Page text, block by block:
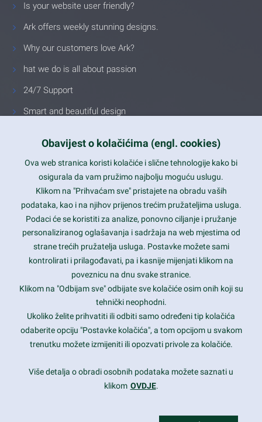
Is your website user friendly?
Ark offers weekly stunning designs.
Why our customers love Ark?
hat we do is all about passion
24/7 Support
Smart and beautiful design
Latest trends and much more...
Contact Info
1600 Amphitheatre Parkway, Mountain View, CA 94043
prothemes.net@gmail.com
Daily: 9:00 am - 6:00 pm
Sunday: Closed
Copyright 2017FRESHFACE© All Rights Reserved
Obavijest o kolačićima (engl. cookies)
Ova web stranica koristi kolačiće i slične tehnologije kako bi
osigurala da vam pružimo najbolju moguću uslugu.
Klikom na "Prihvaćam sve" pristajete na obradu vaših
podataka, kao i na njihov prijenos trećim pružateljima usluga.
Podaci će se koristiti za analize, ponovno ciljanje i pružanje
personaliziranog oglašavanja i sadržaja na web mjestima od
strane trećih pružatelja usluga. Postavke možete sami
kontrolirati i prilagođavati, pa i kasnije mijenjati klikom na
poveznicu na dnu svake stranice.
Klikom na "Odbijam sve" odbijate sve kolačiće osim onih koji su
tehnički neophodni.
Ukoliko želite prihvatiti ili odbiti samo određeni tip kolačića
odaberite opciju "Postavke kolačića", a tom opcijom u svakom
trenutku možete izmijeniti ili opozvati privole za kolačiće.
Više detalja o obradi osobnih podataka možete saznati u
klikom OVDJE.